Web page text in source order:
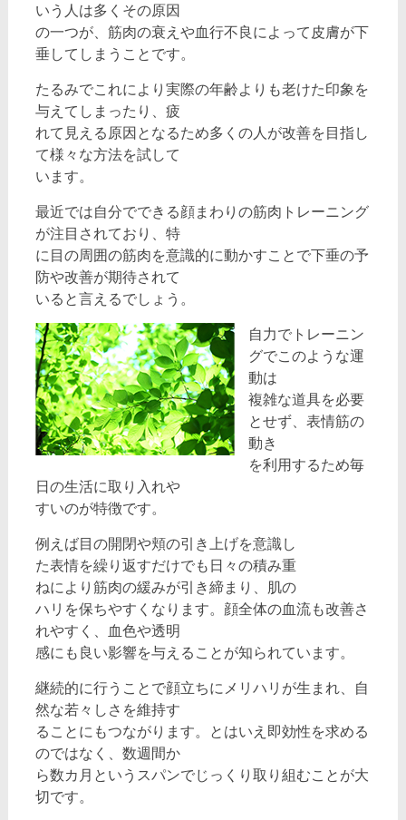
いう人は多くその原因
の一つが、筋肉の衰えや血行不良によって皮膚が下
垂してしまうことです。
たるみでこれにより実際の年齢よりも老けた印象を
与えてしまったり、疲
れて見える原因となるため多くの人が改善を目指し
て様々な方法を試して
います。
最近では自分でできる顔まわりの筋肉トレーニング
が注目されており、特
に目の周囲の筋肉を意識的に動かすことで下垂の予
防や改善が期待されて
いると言えるでしょう。
自力でトレーニン
グでこのような運
動は
複雑な道具を必要
とせず、表情筋の
動き
を利用するため毎
日の生活に取り入れや
すいのが特徴です。
例えば目の開閉や頬の引き上げを意識し
た表情を繰り返すだけでも日々の積み重
ねにより筋肉の緩みが引き締まり、肌の
ハリを保ちやすくなります。顔全体の血流も改善さ
れやすく、血色や透明
感にも良い影響を与えることが知られています。
継続的に行うことで顔立ちにメリハリが生まれ、自
然な若々しさを維持す
ることにもつながります。とはいえ即効性を求める
のではなく、数週間か
ら数カ月というスパンでじっくり取り組むことが大
切です。